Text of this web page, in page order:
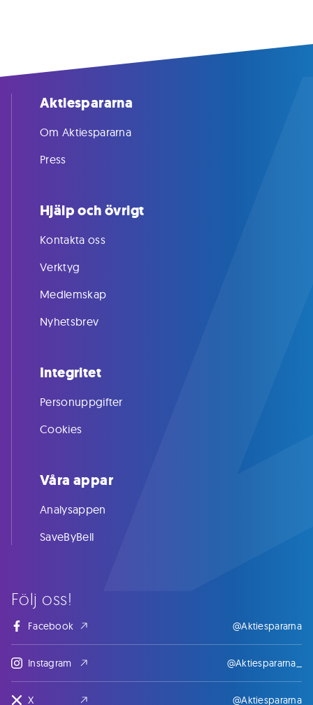
Följ oss!
Facebook @Aktiespararna
Instagram @Aktiespararna_
X @Aktiespararna
Aktiespararna
Om Aktiespararna
Press
Hjälp och övrigt
Kontakta oss
Verktyg
Medlemskap
Nyhetsbrev
Integritet
Personuppgifter
Cookies
Våra appar
Analysappen
SaveByBell